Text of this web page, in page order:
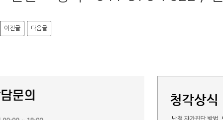
이전글 다음글